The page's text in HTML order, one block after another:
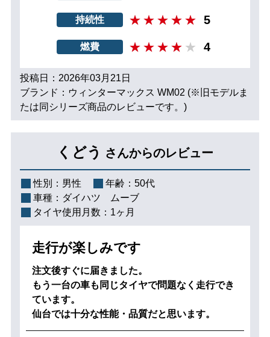
持続性 5
燃費 4
投稿日：2026年03月21日
ブランド：ウィンターマックス WM02 (※旧モデルま
たは同シリーズ商品のレビューです。)
くどう さんからのレビュー
性別： 男性 年齢： 50代
車種： ダイハツ ムーブ
タイヤ使用月数： 1ヶ月
走行が楽しみです
注文後すぐに届きました。
もう一台の車も同じタイヤで問題なく走行でき
ています。
仙台では十分な性能・品質だと思います。